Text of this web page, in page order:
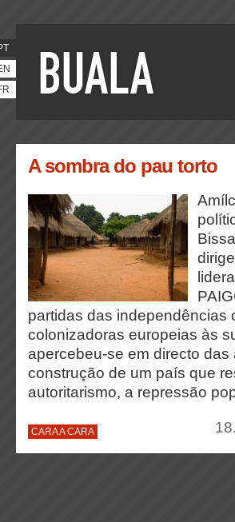
A sombra do pau torto
partidas das independências
colonizadoras europeias às
apercebeu-se em directo
construção de um país que
autoritarismo, a repressão
CARA A CARA